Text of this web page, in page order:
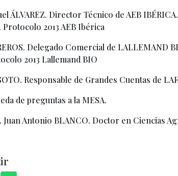
ÁLVAREZ. Director Técnico de AEB
2013 AEB Ibérica
Delegado Comercial de LALLEMAND
2013 Lallemand BIO
Responsable de Grandes Cuentas de
de preguntas a la MESA.
Antonio BLANCO. Doctor en Ciencias